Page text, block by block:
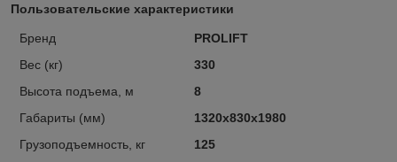
Пользовательские характеристики
Бренд
PROLIFT
Вес (кг)
330
Высота подъема, м
8
Габариты (мм)
1320x830x1980
Грузоподъемность, кг
125